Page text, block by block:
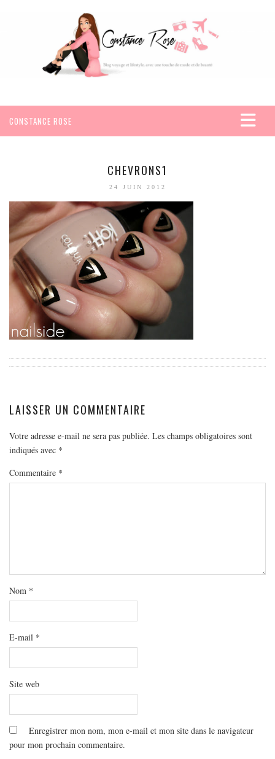
CONSTANCE ROSE
EGYPTE
SEYCHELLES
AMÉRIQUE
MEXIQUE
EUROPE
ESPAGNE
FRANCE
GRÈCE
HONGRIE
OCÉANIE
ARTICLES PRATIQUES
BEAUTÉ
ME CONTACTER
A PROPOS
PARUTIONS ET PARTENARIATS
CHEVRONS1
24 JUIN 2012
LAISSER UN COMMENTAIRE
Votre adresse e-mail ne sera pas publiée. Les champs obligatoires sont
indiqués avec *
Commentaire *
Nom *
E-mail *
Site web
Enregistrer mon nom, mon e-mail et mon site dans le navigateur
pour mon prochain commentaire.